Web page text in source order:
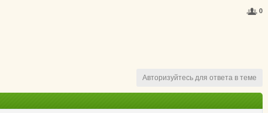
0
Авторизуйтесь для ответа в теме